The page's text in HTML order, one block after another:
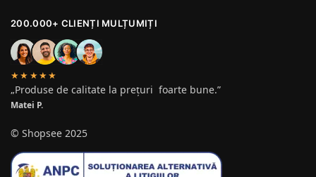
200.000+ CLIENȚI MULȚUMIȚI
★★★★★
„Produse de calitate la prețuri foarte bune.”
Matei P.
© Shopsee 2025